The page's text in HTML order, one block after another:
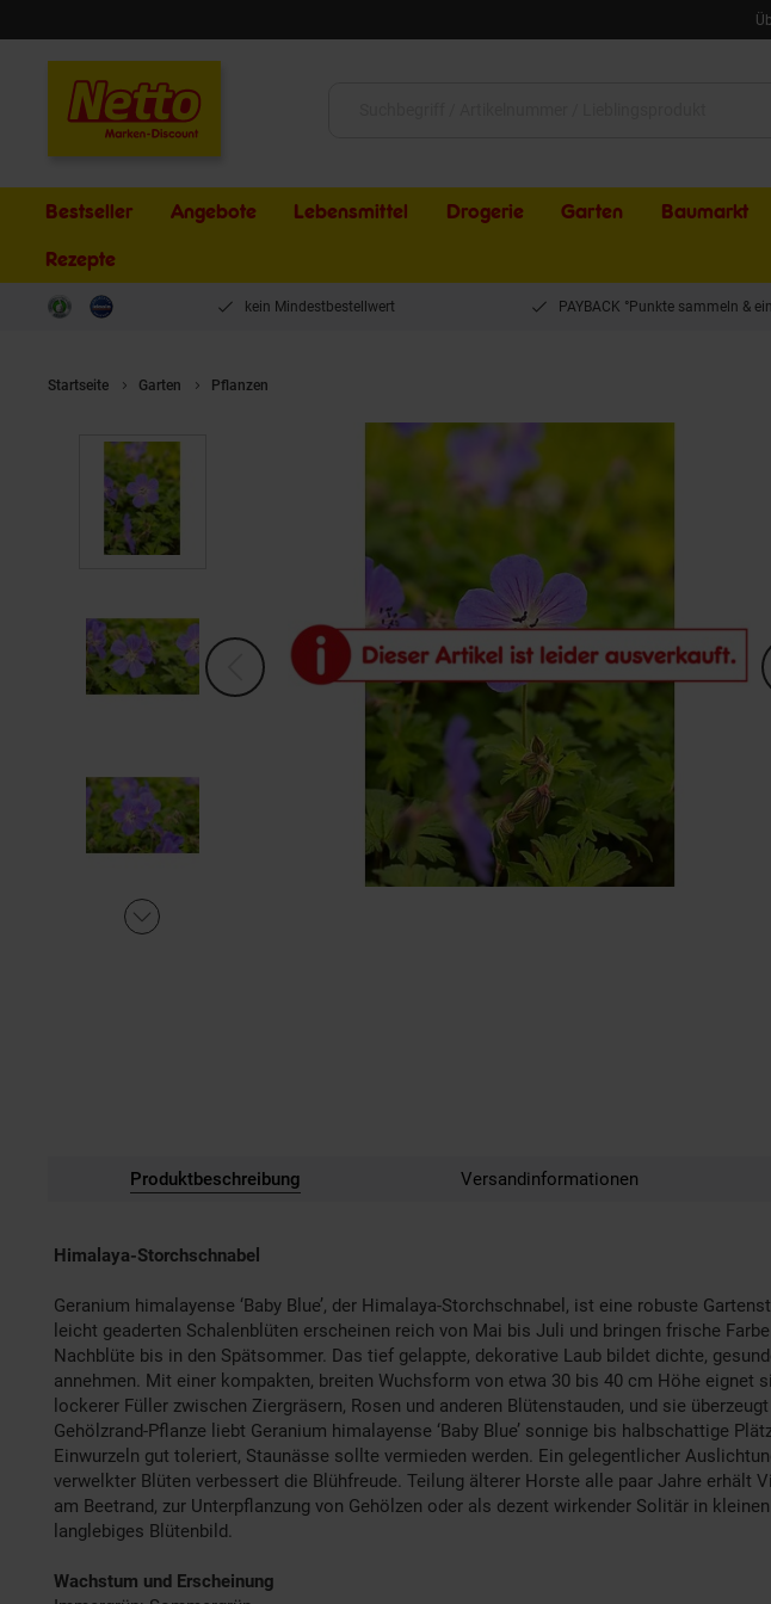
Bestseller Angebote Lebensmittel Drogerie Garten Baumarkt
Rezepte
kein Mindestbestellwert PAYBACK °Punkte sammeln &
Startseite Garten Pflanzen
Produktbeschreibung Versandinformationen
Himalaya-Storchschnabel
Geranium himalayense ‘Baby Blue’, der Himalaya-Storchschnabel, ist eine robuste
leicht geaderten Schalenblüten erscheinen reich von Mai bis Juli und bringen frische
Nachblüte bis in den Spätsommer. Das tief gelappte, dekorative Laub bildet dichte,
annehmen. Mit einer kompakten, breiten Wuchsform von etwa 30 bis 40 cm Höhe
lockerer Füller zwischen Ziergräsern, Rosen und anderen Blütenstauden, und sie
Gehölzrand-Pflanze liebt Geranium himalayense ‘Baby Blue’ sonnige bis halbschattige
Einwurzeln gut toleriert, Staunässe sollte vermieden werden. Ein gelegentlicher
verwelkter Blüten verbessert die Blühfreude. Teilung älterer Horste alle paar Jahre
am Beetrand, zur Unterpflanzung von Gehölzen oder als dezent wirkender Solitär in
langlebiges Blütenbild.
Wachstum und Erscheinung